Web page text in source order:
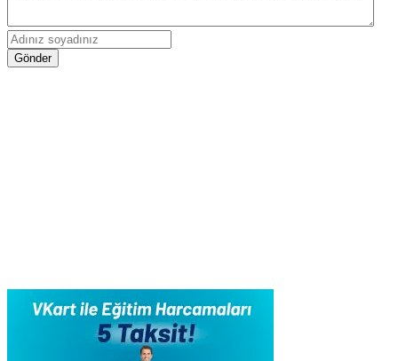
Gönder